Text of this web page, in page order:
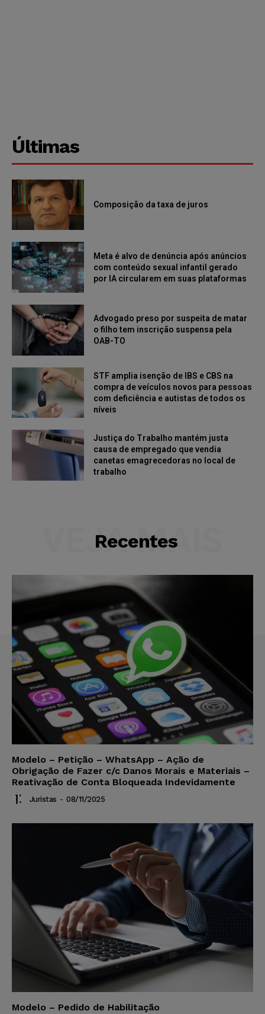
Últimas
Composição da taxa de juros
Meta é alvo de denúncia após anúncios
com conteúdo sexual infantil gerado
por IA circularem em suas plataformas
Advogado preso por suspeita de matar
o filho tem inscrição suspensa pela
OAB-TO
STF amplia isenção de IBS e CBS na
compra de veículos novos para pessoas
com deficiência e autistas de todos os
níveis
Justiça do Trabalho mantém justa
causa de empregado que vendia
canetas emagrecedoras no local de
trabalho
Recentes
VEJA MAIS
Modelo – Petição – WhatsApp – Ação de
Obrigação de Fazer c/c Danos Morais e Materiais –
Reativação de Conta Bloqueada Indevidamente
Juristas - 08/11/2025
Modelo – Pedido de Habilitação